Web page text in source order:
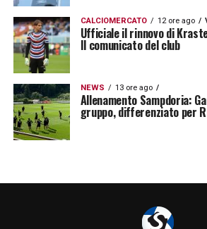
CALCIOMERCATO 12 ore ago
Ufficiale il rinnovo di
Il comunicato del club
NEWS 13 ore ago
Allenamento Sampdoria:
gruppo, differenziato per